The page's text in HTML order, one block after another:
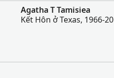
Agatha T Tamisiea
Kết Hôn ở Texas, 1966-